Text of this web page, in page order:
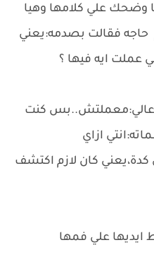
وضحك علي كلامها وهيا
فقالت بصدمه:يعني
عملت ايه فيها ؟
كنت
ازاي
كدة،يعني كان لازم اكتشف
ايديها علي فمها